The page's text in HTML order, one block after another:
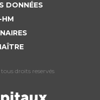
DONNÉES
HM
droits reservés